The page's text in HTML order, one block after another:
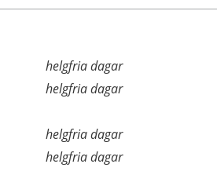
helgfria dagar
helgfria dagar
helgfria dagar
helgfria dagar